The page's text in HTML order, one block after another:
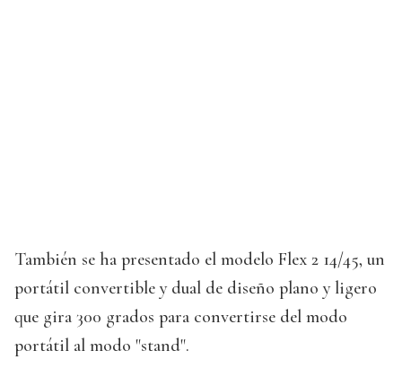
También se ha presentado el modelo Flex 2 14/45, un
portátil convertible y dual de diseño plano y ligero
que gira 300 grados para convertirse del modo
portátil al modo "stand".